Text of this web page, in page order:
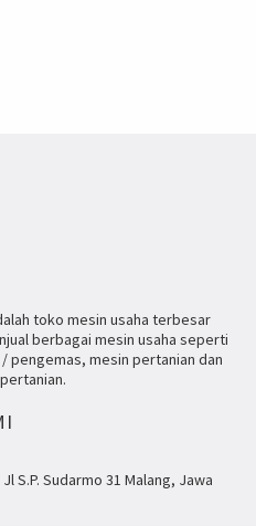
toko mesin usaha terbesar
berbagai mesin usaha seperti
pengemas, mesin pertanian dan
S.P. Sudarmo 31 Malang, Jawa